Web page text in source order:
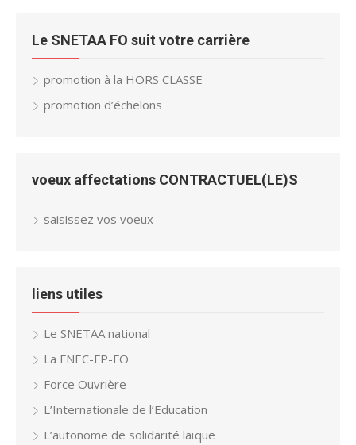
Le SNETAA FO suit votre carrière
promotion à la HORS CLASSE
promotion d’échelons
voeux affectations CONTRACTUEL(LE)S
saisissez vos voeux
liens utiles
Le SNETAA national
La FNEC-FP-FO
Force Ouvrière
L’Internationale de l’Education
L’autonome de solidarité laïque